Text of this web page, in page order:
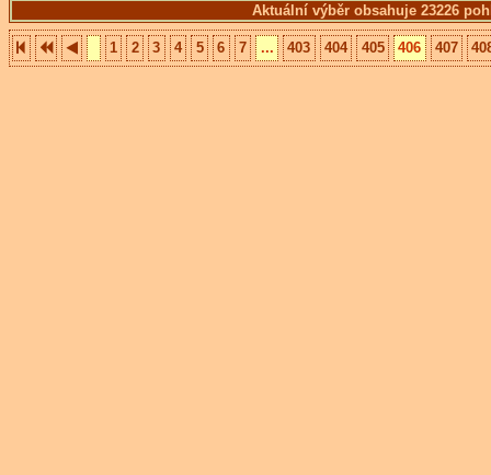
Aktuální výběr obsahuje 23226
1 2 3 4 5 6 7 ... 403 404 405 406 407